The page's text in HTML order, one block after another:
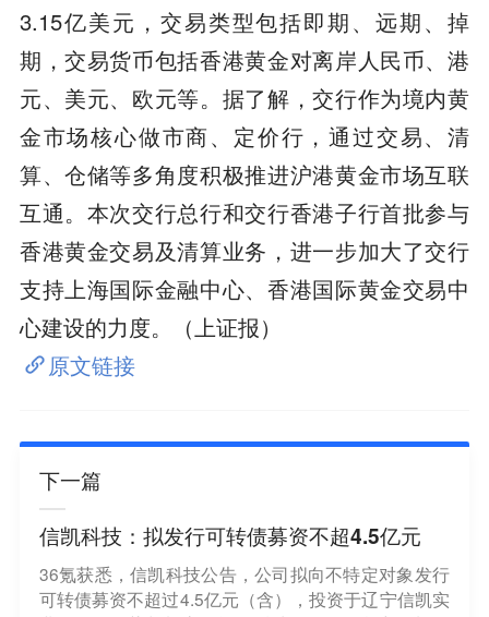
3.15亿美元，交易类型包括即期、远期、掉
期，交易货币包括香港黄金对离岸人民币、港
元、美元、欧元等。据了解，交行作为境内黄
金市场核心做市商、定价行，通过交易、清
算、仓储等多角度积极推进沪港黄金市场互联
互通。本次交行总行和交行香港子行首批参与
香港黄金交易及清算业务，进一步加大了交行
支持上海国际金融中心、香港国际黄金交易中
心建设的力度。（上证报）
原文链接
下一篇
信凯科技：拟发行可转债募资不超4.5亿元
36氪获悉，信凯科技公告，公司拟向不特定对象发行
可转债募资不超过4.5亿元（含），投资于辽宁信凯实